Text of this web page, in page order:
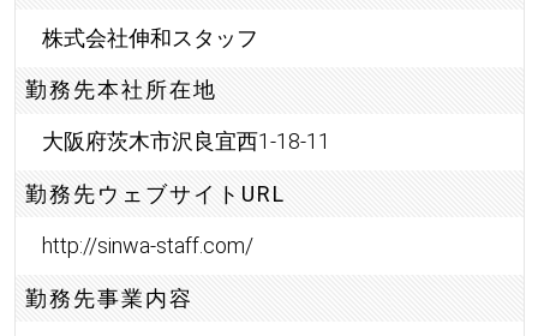
株式会社伸和スタッフ
勤務先本社所在地
大阪府茨木市沢良宜西1-18-11
勤務先ウェブサイトURL
http://sinwa-staff.com/
勤務先事業内容